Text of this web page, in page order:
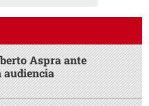
Aspra ante
audiencia